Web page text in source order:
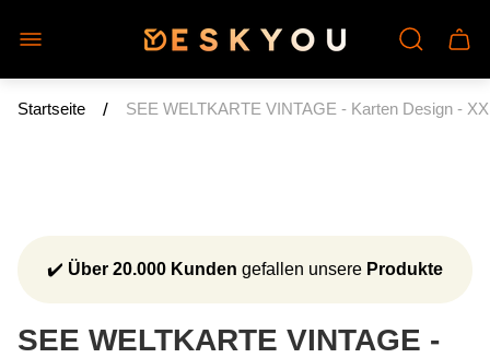
Laden-
Logo"
Startseite / SEE WELTKARTE VINTAGE - Karten Design -
✔️ Über 20.000 Kunden gefallen unsere Produkte
SEE WELTKARTE VINTAGE -